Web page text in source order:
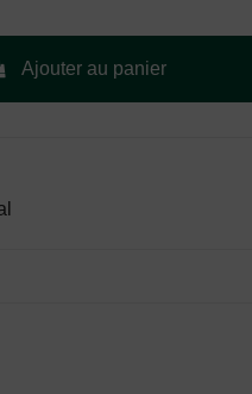
Ajouter au panier